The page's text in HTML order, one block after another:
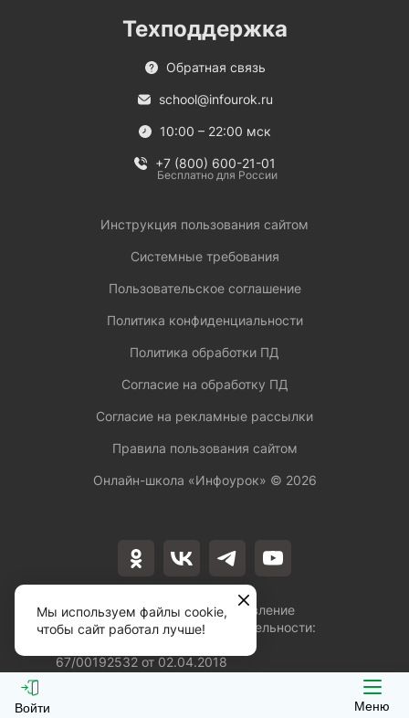
Войти Меню
Лицензия на осуществление
образовательной деятельности:
67/00192532 от 02.04.2018
Техподдержка
Обратная связь
school@infourok.ru
10:00 – 22:00 мск
+7 (800) 600-21-01
Бесплатно для России
Инструкция пользования сайтом
Системные требования
Пользовательское соглашение
Политика конфиденциальности
Политика обработки ПД
Согласие на обработку ПД
Согласие на рекламные рассылки
Правила пользования сайтом
Онлайн-школа «Инфоурок» © 2026
Мы используем файлы cookie,
чтобы сайт работал лучше!